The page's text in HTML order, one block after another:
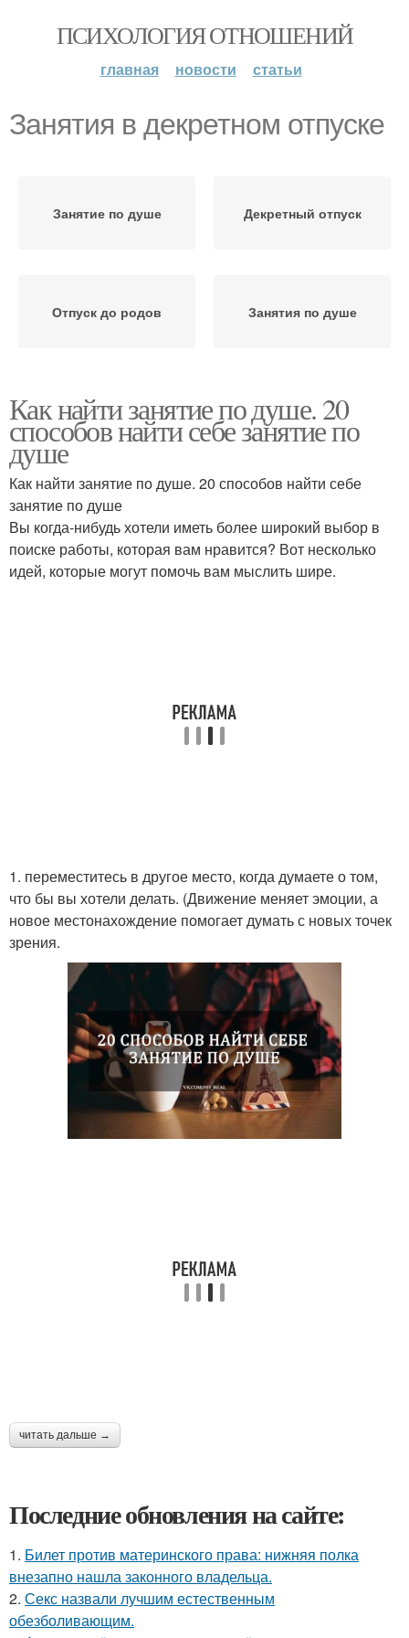
ПСИХОЛОГИЯ ОТНОШЕНИЙ
главная новости статьи
Занятия в декретном отпуске
Занятие по душе Декретный отпуск
Отпуск до родов Занятия по душе
Как найти занятие по душе. 20
способов найти себе занятие по
душе
Как найти занятие по душе. 20 способов найти себе
занятие по душе
Вы когда-нибудь хотели иметь более широкий выбор в
поиске работы, которая вам нравится? Вот несколько
идей, которые могут помочь вам мыслить шире.
1. переместитесь в другое место, когда думаете о том,
что бы вы хотели делать. (Движение меняет эмоции, а
новое местонахождение помогает думать с новых точек
зрения.
читать дальше →
Последние обновления на сайте:
1. Билет против материнского права: нижняя полка
внезапно нашла законного владельца.
2. Секс назвали лучшим естественным
обезболивающим.